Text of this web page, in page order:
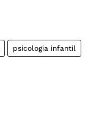
psicologia infantil